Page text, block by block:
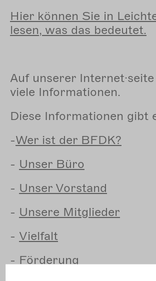
Hier können Sie in
lesen, was das bedeutet.
Auf unserer
viele Informationen.
Diese Informationen gibt
-Wer ist der BFDK?
- Unser Büro
- Unser Vorstand
- Unsere Mitglieder
- Vielfalt
-Förderung